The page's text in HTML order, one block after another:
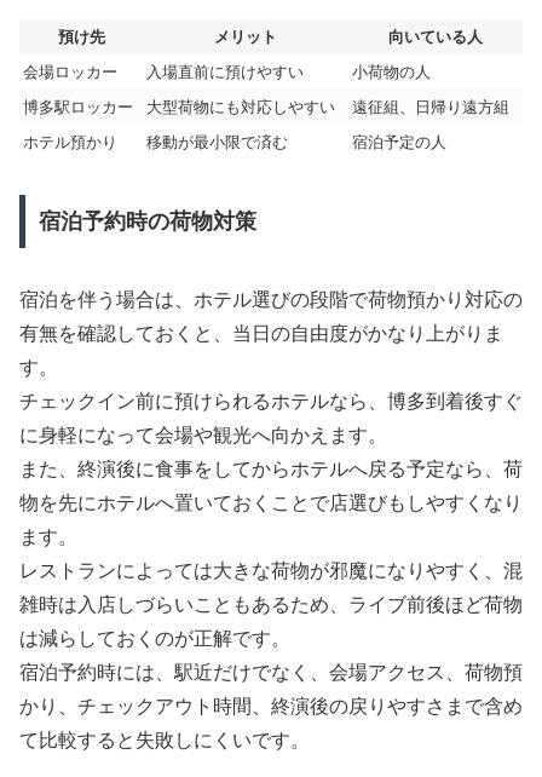
預け先 メリット
向いている人
会場ロッカー
入場直前に預けやすい
小荷物の人
博多駅ロッカー
大型荷物にも対応しやすい
遠征組、日帰り遠方組
ホテル預かり
移動が最小限で済む 宿泊予定の人
宿泊予約時の荷物対策
宿泊を伴う場合は、ホテル選びの段階で荷物預かり対応の
有無を確認しておくと、当日の自由度がかなり上がりま
す。
チェックイン前に預けられるホテルなら、博多到着後すぐ
に身軽になって会場や観光へ向かえます。
また、終演後に食事をしてからホテルへ戻る予定なら、荷
物を先にホテルへ置いておくことで店選びもしやすくなり
ます。
レストランによっては大きな荷物が邪魔になりやすく、混
雑時は入店しづらいこともあるため、ライブ前後ほど荷物
は減らしておくのが正解です。
宿泊予約時には、駅近だけでなく、会場アクセス、荷物預
かり、チェックアウト時間、終演後の戻りやすさまで含め
て比較すると失敗しにくいです。